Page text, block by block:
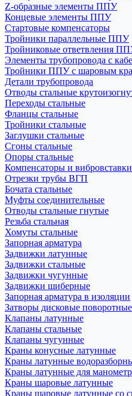
Z-образные элементы ППУ
Концевые элементы ППУ
Стартовые компенсаторы
Тройники параллельные ППУ
Тройниковые ответвления
Элементы трубопровода с
Тройники ППУ с шаровым
Детали трубопровода
Отводы стальные
Переходы стальные
Фланцы стальные
Тройники стальные
Заглушки стальные
Сгоны стальные
Опоры стальные
Компенсаторы и вибровставки
Отрезки трубы ВГП
Бочата стальные
Муфты соединительные
Отводы стальные гнутые
Резьба стальная
Хомуты стальные
Запорная арматура
Задвижки латунные
Задвижки стальные
Задвижки чугунные
Задвижки шиберные
Запорная арматура в изоляции
Затворы дисковые поворотные
Клапаны латунные
Клапаны стальные
Клапаны чугунные
Краны конусные латунные
Краны латунные
Краны латунные для
Краны шаровые латунные
Краны шаровые латунные со